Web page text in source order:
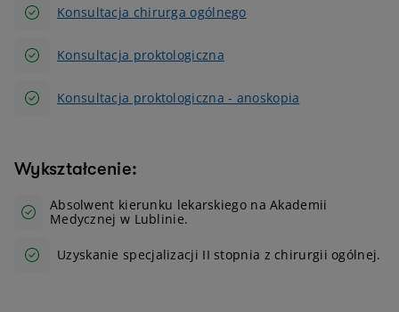
Konsultacja chirurga ogólnego
Konsultacja proktologiczna
Konsultacja proktologiczna - anoskopia
Wykształcenie:
Absolwent kierunku lekarskiego na Akademii
Medycznej w Lublinie.
Uzyskanie specjalizacji II stopnia z chirurgii ogólnej.